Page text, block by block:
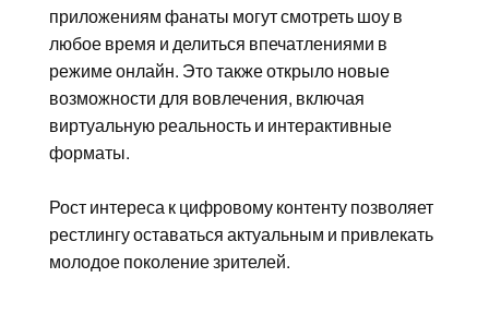
приложениям фанаты могут смотреть шоу в
любое время и делиться впечатлениями в
режиме онлайн. Это также открыло новые
возможности для вовлечения, включая
виртуальную реальность и интерактивные
форматы.
Рост интереса к цифровому контенту позволяет
рестлингу оставаться актуальным и привлекать
молодое поколение зрителей.